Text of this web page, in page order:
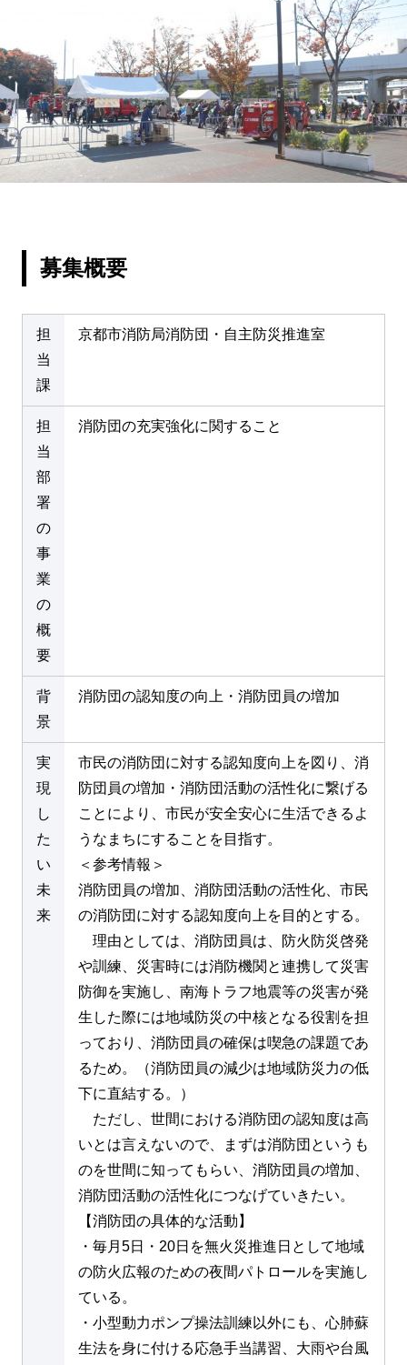
募集概要
担
当
課
京都市消防局消防団・自主防災推進室
担
当
部
署
の
事
業
の
概
要
消防団の充実強化に関すること
背
景
消防団の認知度の向上・消防団員の増加
実
現
し
た
い
未
来
市民の消防団に対する認知度向上を図り、消
防団員の増加・消防団活動の活性化に繋げる
ことにより、市民が安全安心に生活できるよ
うなまちにすることを目指す。
＜参考情報＞
消防団員の増加、消防団活動の活性化、市民
の消防団に対する認知度向上を目的とする。
理由としては、消防団員は、防火防災啓発
や訓練、災害時には消防機関と連携して災害
防御を実施し、南海トラフ地震等の災害が発
生した際には地域防災の中核となる役割を担
っており、消防団員の確保は喫急の課題であ
るため。（消防団員の減少は地域防災力の低
下に直結する。）
ただし、世間における消防団の認知度は高
いとは言えないので、まずは消防団というも
のを世間に知ってもらい、消防団員の増加、
消防団活動の活性化につなげていきたい。
【消防団の具体的な活動】
・毎月5日・20日を無火災推進日として地域
の防火広報のための夜間パトロールを実施し
ている。
・小型動力ポンプ操法訓練以外にも、心肺蘇
生法を身に付ける応急手当講習、大雨や台風